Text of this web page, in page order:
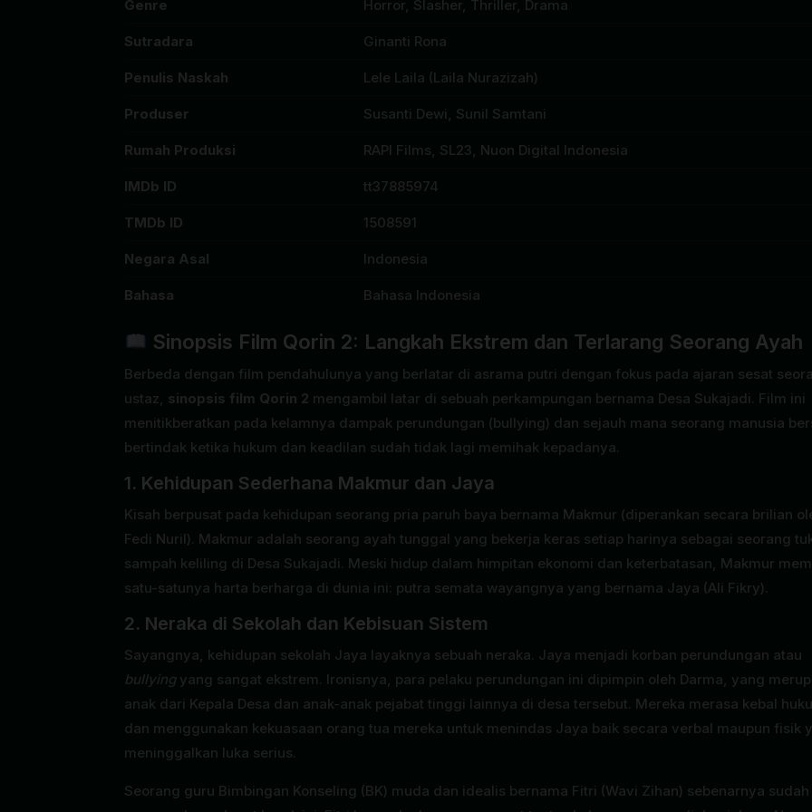
Genre Horror, Slasher, Thriller, Drama
Sutradara Ginanti Rona
Penulis Naskah Lele Laila (Laila Nurazizah)
Produser Susanti Dewi, Sunil Samtani
Rumah Produksi RAPI Films, SL23, Nuon Digital Indonesia
IMDb ID tt37885974
TMDb ID 1508591
Negara Asal Indonesia
Bahasa Bahasa Indonesia
Sinopsis Film Qorin 2: Langkah Ekstrem dan Terlarang Seorang Ayah
Berbeda dengan film pendahulunya yang berlatar di asrama putri dengan fokus pada ajaran sesat
ustaz, sinopsis film Qorin 2 mengambil latar di sebuah perkampungan bernama Desa Sukajadi. Film ini
menitikberatkan pada kelamnya dampak perundungan (bullying) dan sejauh mana seorang manusia
bertindak ketika hukum dan keadilan sudah tidak lagi memihak kepadanya.
1. Kehidupan Sederhana Makmur dan Jaya
Kisah berpusat pada kehidupan seorang pria paruh baya bernama Makmur (diperankan secara brilian
Fedi Nuril). Makmur adalah seorang ayah tunggal yang bekerja keras setiap harinya sebagai seorang
sampah keliling di Desa Sukajadi. Meski hidup dalam himpitan ekonomi dan keterbatasan, Makmur
satu-satunya harta berharga di dunia ini: putra semata wayangnya yang bernama Jaya (Ali Fikry).
2. Neraka di Sekolah dan Kebisuan Sistem
Sayangnya, kehidupan sekolah Jaya layaknya sebuah neraka. Jaya menjadi korban perundungan atau
bullyingyang sangat ekstrem. Ironisnya, para pelaku perundungan ini dipimpin oleh Darma, yang
anak dari Kepala Desa dan anak-anak pejabat tinggi lainnya di desa tersebut. Mereka merasa kebal
dan menggunakan kekuasaan orang tua mereka untuk menindas Jaya baik secara verbal maupun fisik
meninggalkan luka serius.
Seorang guru Bimbingan Konseling (BK) muda dan idealis bernama Fitri (Wavi Zihan) sebenarnya sudah